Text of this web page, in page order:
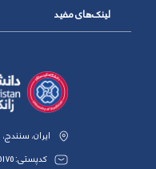
لینک‌های مفید
ایران،
کدپستی: 6617715175